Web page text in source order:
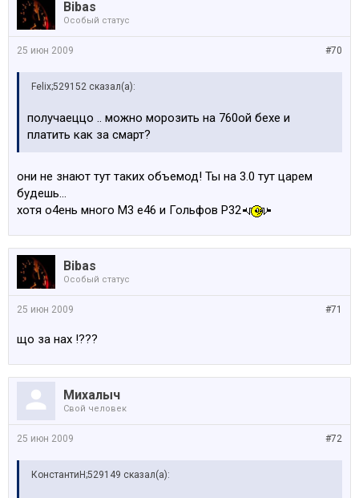
Bibas
Особый статус
#70
25 июн 2009
Felix;529152 сказал(а):
получаеццо .. можно морозить на 760ой бехе и
платить как за смарт?
они не знают тут таких объемод! Ты на 3.0 тут царем
будешь...
хотя о4ень много М3 е46 и Гольфов Р32
Bibas
Особый статус
#71
25 июн 2009
що за нах !???
Михалыч
Свой человек
#72
25 июн 2009
КонстантиН;529149 сказал(а):